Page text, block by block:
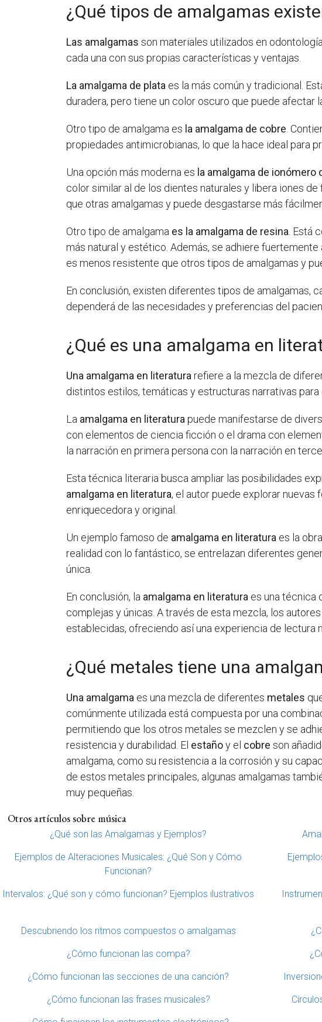
¿Qué tipos de amalgamas
Las amalgamas son materiales utilizados en
cada una con sus propias características y ventajas.
La amalgama de plata es la más común y tradicional.
duradera, pero tiene un color oscuro que puede afectar
Otro tipo de amalgama es la amalgama de cobre .
propiedades antimicrobianas, lo que la hace ideal para
Una opción más moderna es la amalgama de ionómero
color similar al de los dientes naturales y libera iones
que otras amalgamas y puede desgastarse más
Otro tipo de amalgama es la amalgama de resina . Está
más natural y estético. Además, se adhiere
es menos resistente que otros tipos de amalgamas y
En conclusión, existen diferentes tipos de amalgamas,
dependerá de las necesidades y preferencias del
¿Qué es una amalgama en
Una amalgama en literatura refiere a la mezcla de
distintos estilos, temáticas y estructuras narrativas para
La amalgama en literatura puede manifestarse de
con elementos de ciencia ficción o el drama con
la narración en primera persona con la narración en
Esta técnica literaria busca ampliar las posibilidades
amalgama en literatura, el autor puede explorar
enriquecedora y original.
Un ejemplo famoso de amalgama en literatura es la
realidad con lo fantástico, se entrelazan diferentes
única.
En conclusión, la amalgama en literatura es una técnica
complejas y únicas. A través de esta mezcla, los
establecidas, ofreciendo así una experiencia de lectura
¿Qué metales tiene una
Una amalgama es una mezcla de diferentes metales
comúnmente utilizada está compuesta por una
permitiendo que los otros metales se mezclen y se
resistencia y durabilidad. El estañoy el cobre son
amalgama, como su resistencia a la corrosión y su
de estos metales principales, algunas amalgamas
muy pequeñas.
Otros artículos sobre música
¿Qué son las Amalgamas y Ejemplos?
Ejemplos de Alteraciones Musicales: ¿Qué Son y Cómo
Funcionan?
Intervalos: ¿Qué son y cómo funcionan? Ejemplos ilustrativos
Descubriendo los ritmos compuestos o amalgamas
¿Cómo funcionan las compa?
¿Cómo funcionan las secciones de una canción?
¿Cómo funcionan las frases musicales?